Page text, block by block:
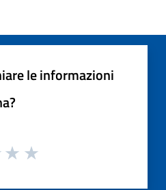
le informazioni